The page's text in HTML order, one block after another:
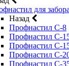
для забора
Назад
Профнастил С-8
Профнастил С-
Профнастил С-
Профнастил С-
Профнастил С-